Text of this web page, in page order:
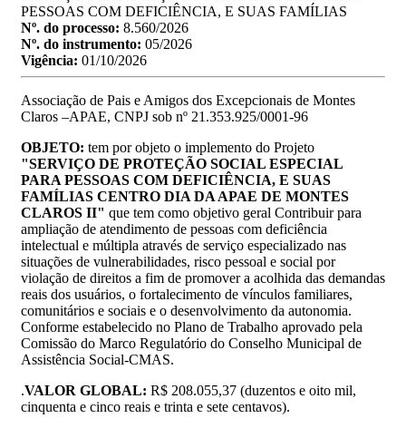
PESSOAS COM DEFICIÊNCIA, E SUAS FAMÍLIAS
Nº. do processo: 8.560/2026
Nº. do instrumento: 05/2026
Vigência: 01/10/2026
Associação de Pais e Amigos dos Excepcionais de Montes
Claros –APAE, CNPJ sob nº 21.353.925/0001-96
OBJETO: tem por objeto o implemento do Projeto
"SERVIÇO DE PROTEÇÃO SOCIAL ESPECIAL
PARA PESSOAS COM DEFICIÊNCIA, E SUAS
FAMÍLIAS CENTRO DIA DA APAE DE MONTES
CLAROS II" que tem como objetivo geral Contribuir para
ampliação de atendimento de pessoas com deficiência
intelectual e múltipla através de serviço especializado nas
situações de vulnerabilidades, risco pessoal e social por
violação de direitos a fim de promover a acolhida das demandas
reais dos usuários, o fortalecimento de vínculos familiares,
comunitários e sociais e o desenvolvimento da autonomia.
Conforme estabelecido no Plano de Trabalho aprovado pela
Comissão do Marco Regulatório do Conselho Municipal de
Assistência Social-CMAS.
.VALOR GLOBAL: R$ 208.055,37 (duzentos e oito mil,
cinquenta e cinco reais e trinta e sete centavos).